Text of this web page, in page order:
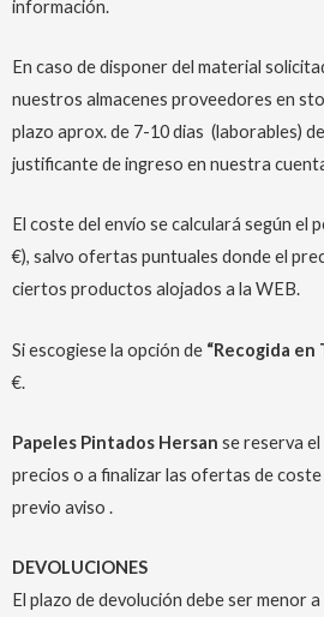
información.
En caso de disponer del material
nuestros almacenes proveedores en
plazo aprox. de 7-10 dias (laborables)
justificante de ingreso en nuestra
El coste del envío se calculará según el
€), salvo ofertas puntuales donde el
ciertos productos alojados a la WEB.
Si escogiese la opción de “Recogida en
€.
Papeles Pintados Hersan se reserva
precios o a finalizar las ofertas de
previo aviso .
DEVOLUCIONES
El plazo de devolución debe ser menor